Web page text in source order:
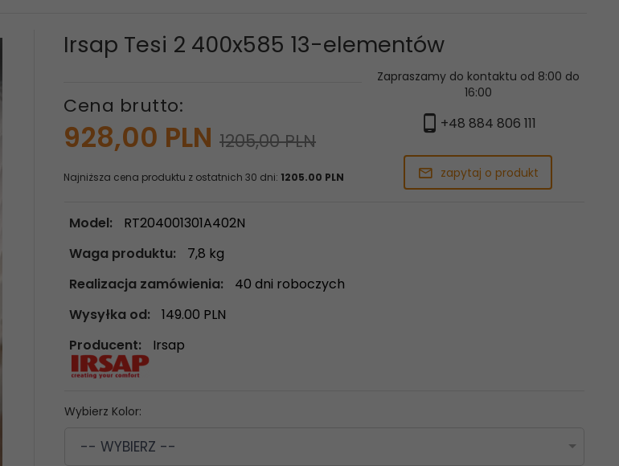
Irsap Tesi 2 400x585 13-elementów
Cena brutto:
928,00 PLN 1205,00 PLN
Najniższa cena produktu z ostatnich 30 dni: 1205.00 PLN
Zapraszamy do kontaktu od 8:00 do
16:00
+48 884 806 111
zapytaj o produkt
Model:
RT204001301A402N
Waga produktu:
7,8 kg
Realizacja zamówienia:
40 dni roboczych
Wysyłka od:
149.00 PLN
Producent:
Irsap
Wybierz Kolor:
-- WYBIERZ --